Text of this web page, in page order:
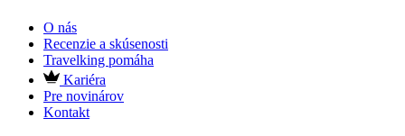
O nás
Recenzie a skúsenosti
Travelking pomáha
Kariéra
Pre novinárov
Kontakt